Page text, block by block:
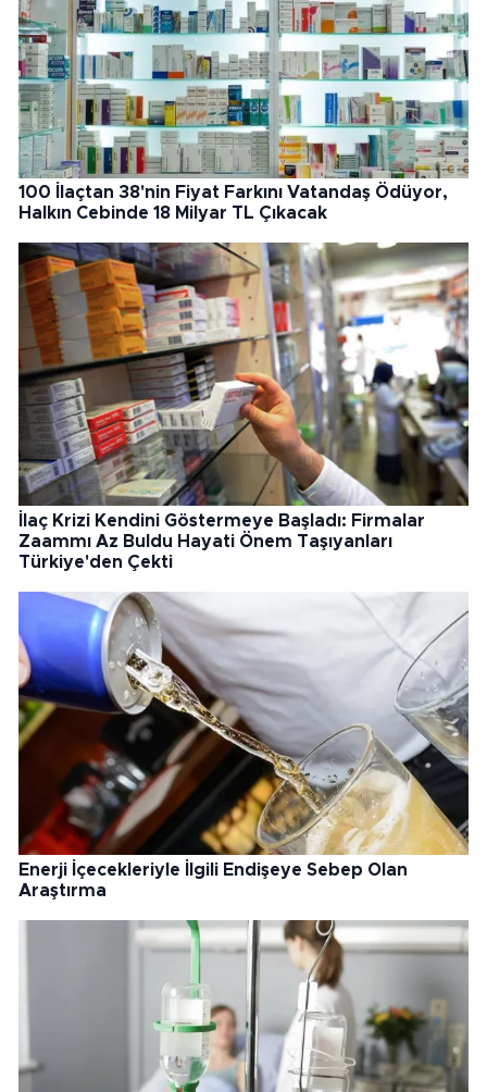
100 İlaçtan 38'nin Fiyat Farkını Vatandaş Ödüyor,
Halkın Cebinde 18 Milyar TL Çıkacak
İlaç Krizi Kendini Göstermeye Başladı: Firmalar
Zaammı Az Buldu Hayati Önem Taşıyanları
Türkiye'den Çekti
Enerji İçecekleriyle İlgili Endişeye Sebep Olan
Araştırma